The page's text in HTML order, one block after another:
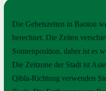
Die Gebetszeiten in Baotou
berechnet. Die Zeiten
Sonnenposition, daher ist es
Die Zeitzone der Stadt ist
Qibla-Richtung verwenden